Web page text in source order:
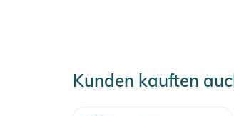
Gebrauchsanweisungen,
Kunden kauften